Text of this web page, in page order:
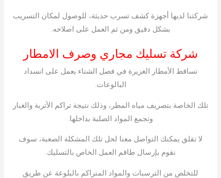
شركتنا لديها أجهزة كشف تسرب حديثة، للوصول لمكان التسريب
بشكل دقيق ومن ثم العمل على اصلاحه.
شركة تسليك مجاري وصرف الامطار
تساقط الأمطار الغزيرة في فصل الشتاء يعمل على انسداد
البالوعات.
تلك الخاصة بتصريف مياه المطر، وذلك نتيجة تراكم الأتربة والغبار
وتجمع المواد الصلبة بداخلها.
لا تقلق يمكنك التواصل معنا لحل تلك المشكلة الصعبة، سوف
نقوم بإرسال طاقم العمل الخاص بالتسليك.
للتخلص من الترسبات والمواد المتراكم بالبلوعة عن طريق